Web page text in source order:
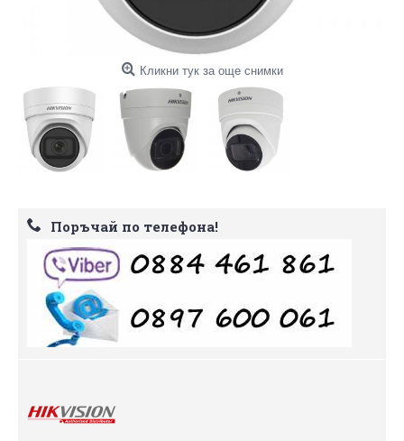
Кликни тук за още снимки
Поръчай по телефона!